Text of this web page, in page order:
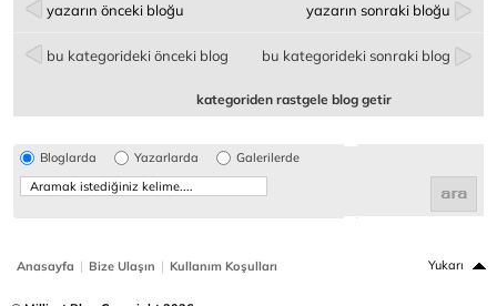
yazarın önceki bloğu yazarın sonraki bloğu
bu kategorideki önceki blog bu kategorideki sonraki blog
kategoriden rastgele blog getir
Bloglarda Yazarlarda Galerilerde
Anasayfa | Bize Ulaşın | Kullanım Koşulları Yukarı